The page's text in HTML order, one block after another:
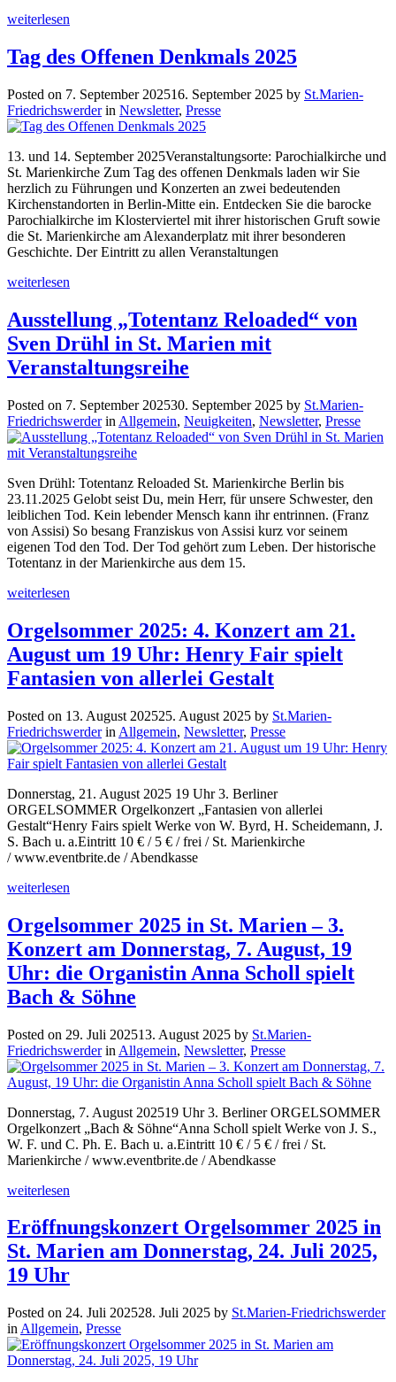
weiterlesen
Tag des Offenen Denkmals 2025
Posted on 7. September 202516. September 2025 by St.Marien-
Friedrichswerderin Newsletter, Presse
13. und 14. September 2025Veranstaltungsorte: Parochialkirche und
St. Marienkirche Zum Tag des offenen Denkmals laden wir Sie
herzlich zu Führungen und Konzerten an zwei bedeutenden
Kirchenstandorten in Berlin-Mitte ein. Entdecken Sie die barocke
Parochialkirche im Klosterviertel mit ihrer historischen Gruft sowie
die St. Marienkirche am Alexanderplatz mit ihrer besonderen
Geschichte. Der Eintritt zu allen Veranstaltungen
weiterlesen
Ausstellung „Totentanz Reloaded“ von
Sven Drühl in St. Marien mit
Veranstaltungsreihe
Posted on 7. September 202530. September 2025 by St.Marien-
Friedrichswerderin Allgemein, Neuigkeiten, Newsletter, Presse
Sven Drühl: Totentanz Reloaded St. Marienkirche Berlin bis
23.11.2025 Gelobt seist Du, mein Herr, für unsere Schwester, den
leiblichen Tod. Kein lebender Mensch kann ihr entrinnen. (Franz
von Assisi) So besang Franziskus von Assisi kurz vor seinem
eigenen Tod den Tod. Der Tod gehört zum Leben. Der historische
Totentanz in der Marienkirche aus dem 15.
weiterlesen
Orgelsommer 2025: 4. Konzert am 21.
August um 19 Uhr: Henry Fair spielt
Fantasien von allerlei Gestalt
Posted on 13. August 202525. August 2025 by St.Marien-
Friedrichswerderin Allgemein, Newsletter, Presse
Donnerstag, 21. August 2025 19 Uhr 3. Berliner
ORGELSOMMER Orgelkonzert „Fantasien von allerlei
Gestalt“Henry Fairs spielt Werke von W. Byrd, H. Scheidemann, J.
S. Bach u. a.Eintritt 10 € / 5 € / frei / St. Marienkirche
/ www.eventbrite.de / Abendkasse
weiterlesen
Orgelsommer 2025 in St. Marien – 3.
Konzert am Donnerstag, 7. August, 19
Uhr: die Organistin Anna Scholl spielt
Bach & Söhne
Posted on 29. Juli 202513. August 2025 by St.Marien-
Friedrichswerderin Allgemein, Newsletter, Presse
Donnerstag, 7. August 202519 Uhr 3. Berliner ORGELSOMMER
Orgelkonzert „Bach & Söhne“Anna Scholl spielt Werke von J. S.,
W. F. und C. Ph. E. Bach u. a.Eintritt 10 € / 5 € / frei / St.
Marienkirche / www.eventbrite.de / Abendkasse
weiterlesen
Eröffnungskonzert Orgelsommer 2025 in
St. Marien am Donnerstag, 24. Juli 2025,
19 Uhr
Posted on 24. Juli 202528. Juli 2025 by St.Marien-Friedrichswerder
in Allgemein, Presse